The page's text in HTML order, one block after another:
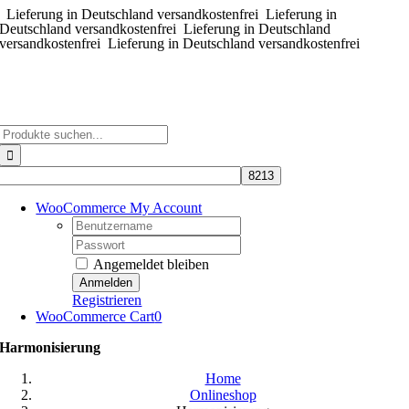
Zum
Inhalt
springen
Lieferung in Deutschland versandkostenfreiLieferung in
Deutschland versandkostenfrei Lieferung in Deutschland
versandkostenfreiLieferung in Deutschland versandkostenfrei
WooCommerce My Account
Username:
Password:
Angemeldet bleiben
Registrieren
WooCommerce Cart0
Harmonisierung
Home
Onlineshop